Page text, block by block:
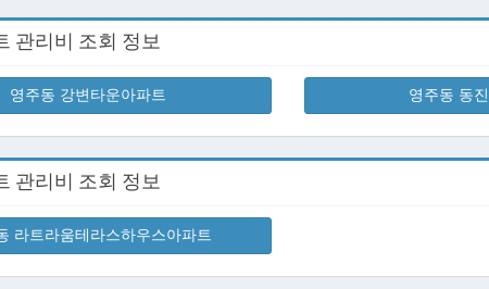
관리비 조회 정보
영주동 강변타운아파트 영주동 동
관리비 조회 정보
라트라움테라스하우스아파트